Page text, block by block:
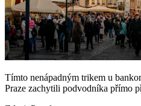
Tímto nenápadným trikem u
Praze zachytili podvodníka přímo